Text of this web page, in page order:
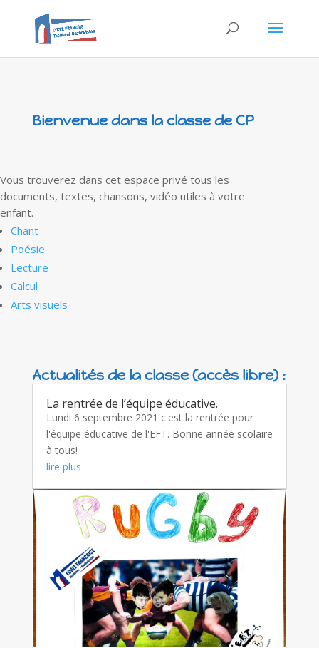
Bienvenue dans la classe de CP
Vous trouverez dans cet espace privé tous les
documents, textes, chansons, vidéo utiles à votre
enfant.
Chant
Poésie
Lecture
Calcul
Arts visuels
Actualités de la classe (accès libre) :
La rentrée de l’équipe éducative.
Lundi 6 septembre 2021 c'est la rentrée pour
l'équipe éducative de l'EFT. Bonne année scolaire
à tous!
lire plus